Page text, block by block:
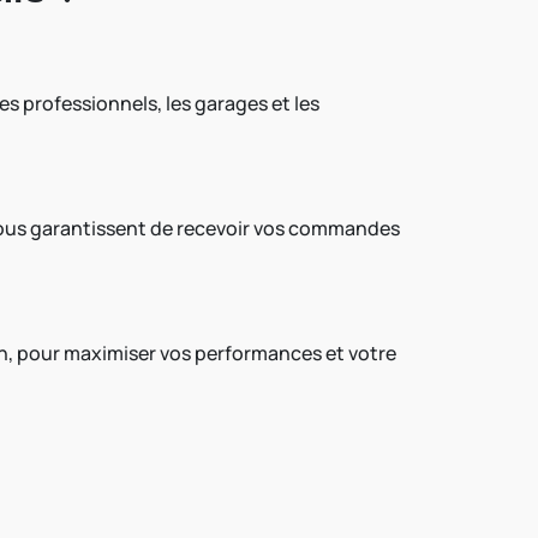
professionnels, les garages et les
garantissent de recevoir vos commandes
pour maximiser vos performances et votre